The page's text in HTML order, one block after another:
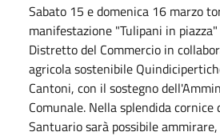
Sabato 15 e domenica 16 marzo
manifestazione "Tulipani in
Distretto del Commercio in
agricola sostenibile
Cantoni, con il sostegno
Comunale. Nella splendida cornice
Santuario sarà possibile